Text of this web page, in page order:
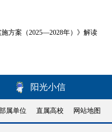
方案（2025—2028年）》解读
阳光小信
属单位 直属高校 网站地图